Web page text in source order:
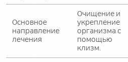
Основное
направление
лечения
Очищение и
укрепление
организма с
помощью
клизм.